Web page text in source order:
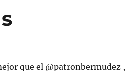
que el @patronbermudez ,